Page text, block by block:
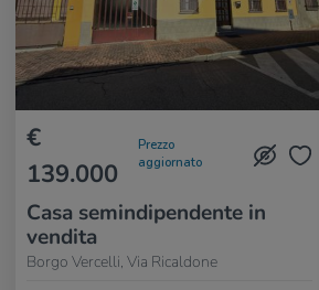
€
139.000
Prezzo
aggiornato
Casa semindipendente in
vendita
Borgo Vercelli, Via Ricaldone